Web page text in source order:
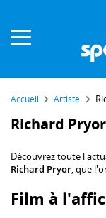
Accueil Artiste
Richard
Découvrez toute
Richard Pryor, que
Film à